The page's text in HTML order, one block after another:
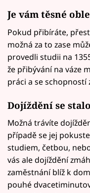
Je vám těsné
Pokud přibíráte,
možná za to zase
provedli studii na
že přibývání na váze
práci a se schopností
Dojíždění se
Možná trávíte
případě se jej
studiem, četbou,
vás ale dojíždění
zaměstnání blíž k
pouhé